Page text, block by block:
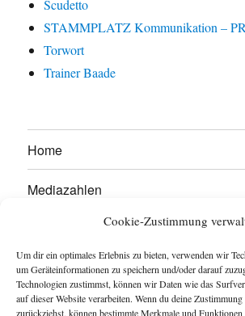
Cookie-Zustimmung
Um dir ein optimales Erlebnis zu bieten, verwenden wir
um Geräteinformationen zu speichern und/oder darauf
Technologien zustimmst, können wir Daten wie das
auf dieser Website verarbeiten. Wenn du deine
zurückziehst, können bestimmte Merkmale und
Scudetto
STAMMPLATZ Kommunikation –
Torwort
Trainer Baade
Home
Mediazahlen
Werben Sie hier!
Kontakt
Impressum